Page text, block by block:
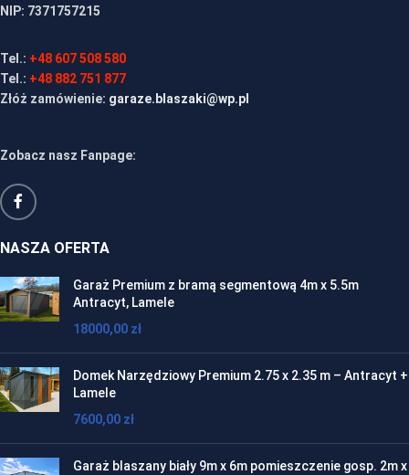
NIP: 7371757215
Tel.: +48 607 508 580
Tel.: +48 882 751 877
Złóż zamówienie: garaze.blaszaki@wp.pl
Zobacz nasz Fanpage:
NASZA OFERTA
Garaż Premium z bramą segmentową 4m x 5.5m
Antracyt, Lamele
18000,00 zł
Domek Narzędziowy Premium 2.75 x 2.35 m – Antracyt +
Lamele
7600,00 zł
Garaż blaszany biały 9m x 6m pomieszczenie gosp. 2m x